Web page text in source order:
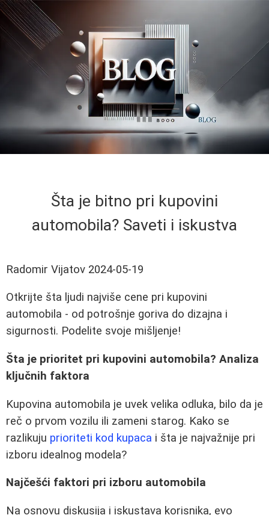
Šta je bitno pri kupovini
automobila? Saveti i iskustva
Radomir Vijatov 2024-05-19
Otkrijte šta ljudi najviše cene pri kupovini
automobila - od potrošnje goriva do dizajna i
sigurnosti. Podelite svoje mišljenje!
Šta je prioritet pri kupovini automobila? Analiza
ključnih faktora
Kupovina automobila je uvek velika odluka, bilo da je
reč o prvom vozilu ili zameni starog. Kako se
razlikuju prioriteti kod kupaca i šta je najvažnije pri
izboru idealnog modela?
Najčešći faktori pri izboru automobila
Na osnovu diskusija i iskustava korisnika, evo